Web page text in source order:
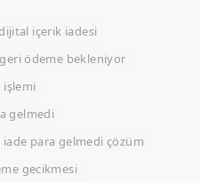
içerik iadesi
ödeme bekleniyor
işlemi
gelmedi
iade para gelmedi çözüm
gecikmesi